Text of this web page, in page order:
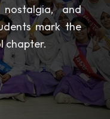
and
mark the
chapter.